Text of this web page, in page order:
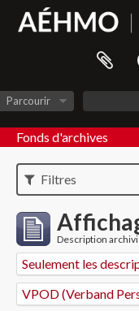
Parcourir
Fonds d'archives
Filtres
Description